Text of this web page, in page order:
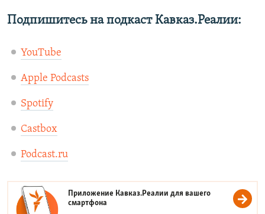
Подпишитесь на подкаст Кавказ.Реалии:
YouTube
Apple Podcasts
Spotify
Castbox
Podcast.ru
Приложение Кавказ.Реалии для вашего
смартфона